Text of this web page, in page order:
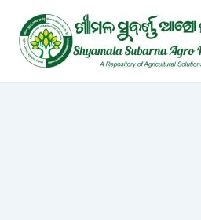
content